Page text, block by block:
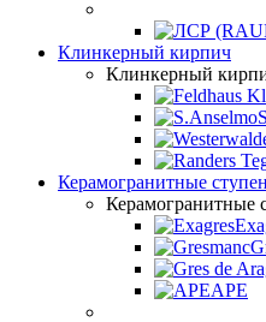
Клинкерный кирпич
Клинкерный
Керамогранитные
Керамогранитные
APE